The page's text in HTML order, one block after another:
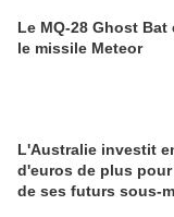
Le MQ-28 Ghost
le missile Meteor
L'Australie investit
d'euros de plus
de ses futurs sous-